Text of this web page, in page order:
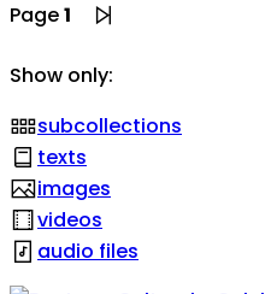
Page1
Show only:
subcollections
texts
images
videos
audio files